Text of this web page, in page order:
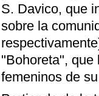
S. Davico, que
sobre la
"Bohoreta", que
femeninos de